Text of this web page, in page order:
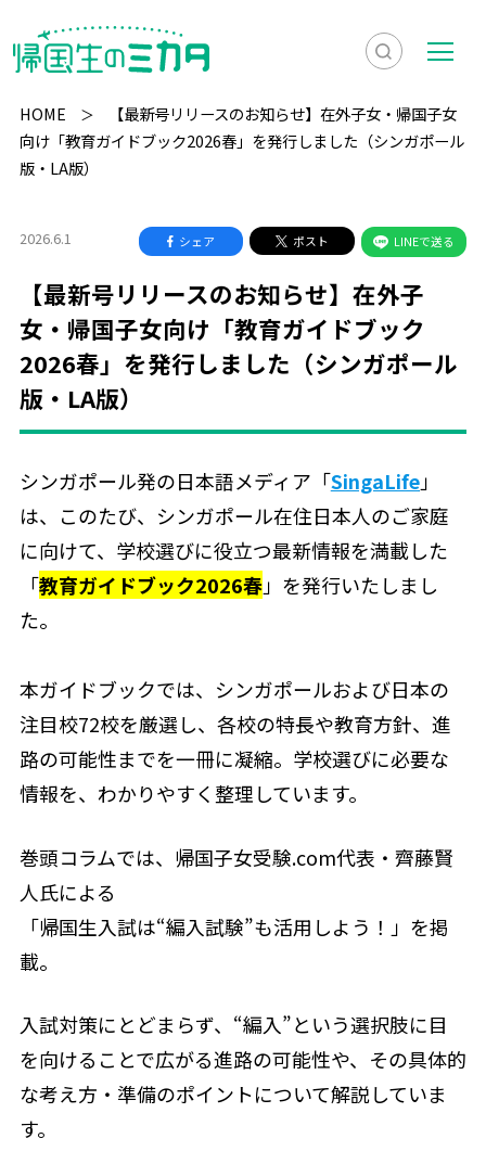
検
検
索
を
メ
ニ
ュ
HOME
【最新号リリースのお知らせ】在外子女・帰国子女
向け「教育ガイドブック2026春」を発行しました（シンガポール
版・LA版）
2026.6.1 シェア ポスト LINEで送る
【最新号リリースのお知らせ】在外子
女・帰国子女向け「教育ガイドブック
2026春」を発行しました（シンガポール
版・LA版）
シンガポール発の日本語メディア「SingaLife」
は、このたび、シンガポール在住日本人のご家庭
に向けて、学校選びに役立つ最新情報を満載した
「教育ガイドブック2026春」を発行いたしまし
た。
本ガイドブックでは、シンガポールおよび日本の
注目校72校を厳選し、各校の特長や教育方針、進
路の可能性までを一冊に凝縮。学校選びに必要な
情報を、わかりやすく整理しています。
巻頭コラムでは、帰国子女受験.com代表・齊藤賢
人氏による
「帰国生入試は“編入試験”も活用しよう！」を掲
載。
入試対策にとどまらず、“編入”という選択肢に目
を向けることで広がる進路の可能性や、その具体的
な考え方・準備のポイントについて解説していま
す。